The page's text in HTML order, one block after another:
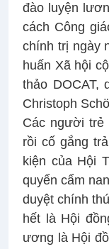
đào luyện
cách Công
chính trị ngày
huấn Xã hội
thảo
Christoph
Các người trẻ
rồi cố gắng
kiện của Hội
quyển cẩm
duyệt chính
hết là Hội
ương là Hội